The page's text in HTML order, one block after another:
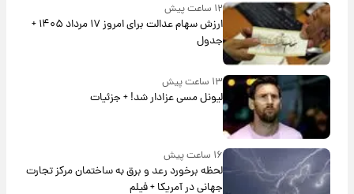
۱۲ ساعت پیش
ارزش سهام عدالت برای امروز ۱۷ مرداد ۱۴۰۵ +
جدول
۱۳ ساعت پیش
لیونل مسی عزادار شد! + جزئیات
۱۶ ساعت پیش
لحظه برخورد رعد و برق به ساختمان مرکز تجارت
جهانی در آمریکا + فیلم